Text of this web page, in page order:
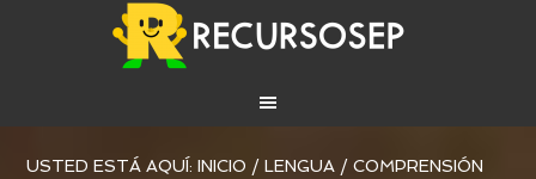
USTED ESTÁ AQUÍ:INICIO / LENGUA / COMPRENSIÓN